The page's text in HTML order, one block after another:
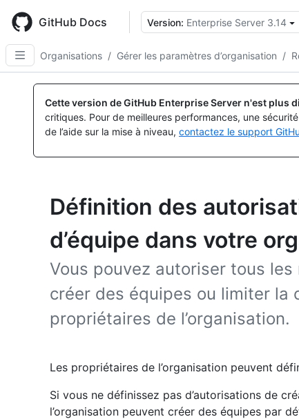
main
content
GitHub Docs Version: Enterprise Server 3.14
Organisations / Gérer les paramètres d’organisation /
Cette version de GitHub Enterprise Server n'est plus
critiques. Pour de meilleures performances, une
de l’aide sur la mise à niveau, contactez le support
Définition des
d’équipe dans votre
Vous pouvez autoriser tous les
créer des équipes ou limiter la
propriétaires de l’organisation.
Les propriétaires de l’organisation peuvent
Si vous ne définissez pas d’autorisations de
l’organisation peuvent créer des équipes par